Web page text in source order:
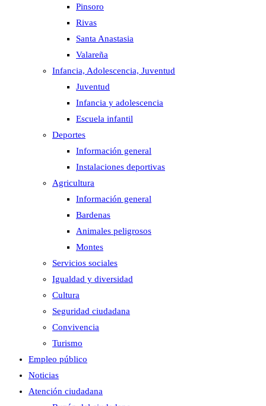
Pinsoro
Rivas
Santa Anastasia
Valareña
Infancia, Adolescencia, Juventud
Juventud
Infancia y adolescencia
Escuela infantil
Deportes
Información general
Instalaciones deportivas
Agricultura
Información general
Bardenas
Animales peligrosos
Montes
Servicios sociales
Igualdad y diversidad
Cultura
Seguridad ciudadana
Convivencia
Turismo
Empleo público
Noticias
Atención ciudadana